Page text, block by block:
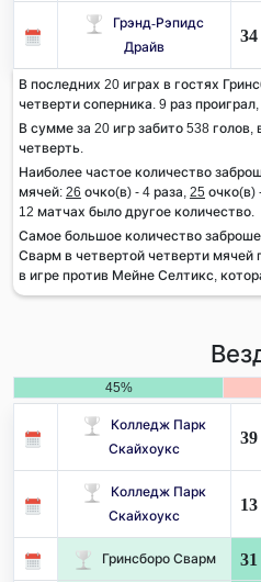
Грэнд-Рэпидс
Драйв
34
В последних 20 играх в гостях
четверти соперника. 9 раз
В сумме за 20 игр забито 538
четверть.
Наиболее частое количество
мячей: 26 очко(в) - 4 раза, 25 очко(в)
12 матчах было другое количество.
Самое большое количество
Сварм в четвертой четверти мячей
в игре против Мейне Селтикс,
45%
Колледж Парк
Скайхоукс
39
Колледж Парк
Скайхоукс
13
Гринсборо Сварм 31